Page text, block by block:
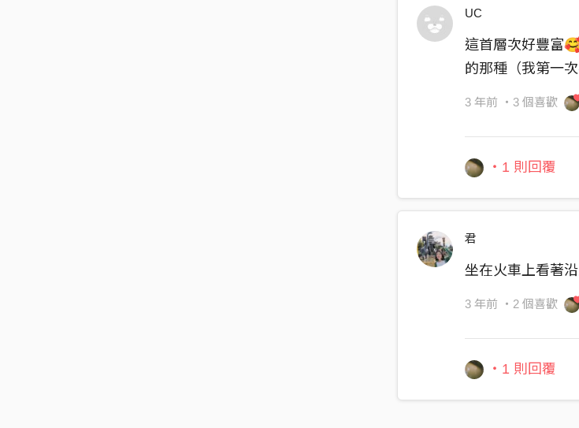
試著把世界走遍
讓生澀的昨天都經過洗鍊
把畫面交疊
好像又回到熟悉的海邊
等它飛回原點
UC
這首層次好豐富
的那種（我第一
3 年前 ・3 個喜歡
・1 則回覆
君
坐在火車上看著
3 年前 ・2 個喜歡
・1 則回覆